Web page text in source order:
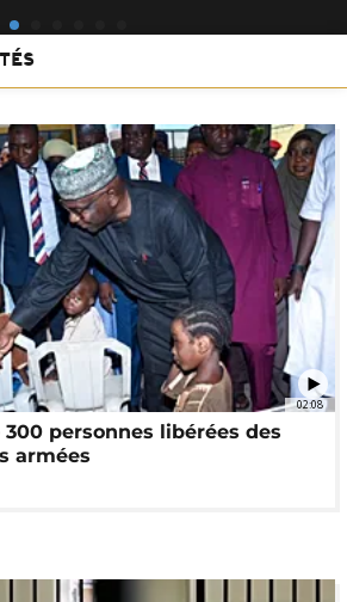
02:08
personnes libérées des
armées